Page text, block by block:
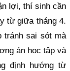
lợi, thí sinh cần
từ giữa tháng 4.
tránh sai sót mà
án học tập và
định hướng từ